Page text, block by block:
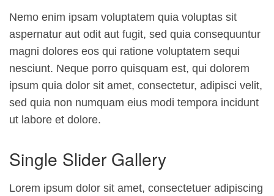
Nemo enim ipsam voluptatem quia voluptas sit
aspernatur aut odit aut fugit, sed quia consequuntur
magni dolores eos qui ratione voluptatem sequi
nesciunt. Neque porro quisquam est, qui dolorem
ipsum quia dolor sit amet, consectetur, adipisci velit,
sed quia non numquam eius modi tempora incidunt
ut labore et dolore.
Single Slider Gallery
Lorem ipsum dolor sit amet, consectetuer adipiscing